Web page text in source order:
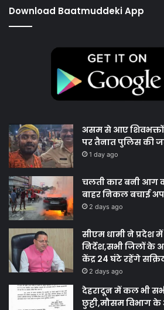
Download Baatmuddeki App
असम से आए शिवभक्तों
पर तैनात पुलिस की
1 day ago
चलती कार बनी आग
बाहर निकल बचाई
2 days ago
सीएम धामी ने प्रदेश
निर्देश,सभी जिलों के
केंद्र 24 घंटे रहेंगे
2 days ago
देहरादून में कल भी
छुट्टी,मौसम विभाग